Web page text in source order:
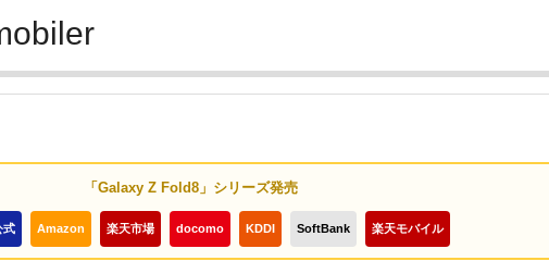
「Galaxy Z Fold8」シリーズ発売
式 Amazon 楽天市場 docomo KDDI SoftBank 楽天モバイル